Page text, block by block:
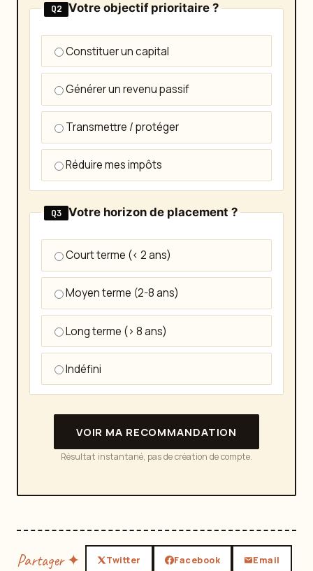
Q2 Votre objectif prioritaire ?
Constituer un capital
Générer un revenu passif
Transmettre / protéger
Réduire mes impôts
Q3 Votre horizon de placement ?
Court terme (< 2 ans)
Moyen terme (2-8 ans)
Long terme (> 8 ans)
Indéfini
VOIR MA RECOMMANDATION
Résultat instantané, pas de création de compte.
Partager ✦ Twitter Facebook Email